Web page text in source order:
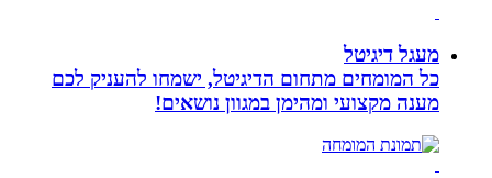
מעגל דיגיטל
כל המומחים מתחום הדיגיטל, ישמחו להעניק לכם
מענה מקצועי ומהימן במגוון נושאים!